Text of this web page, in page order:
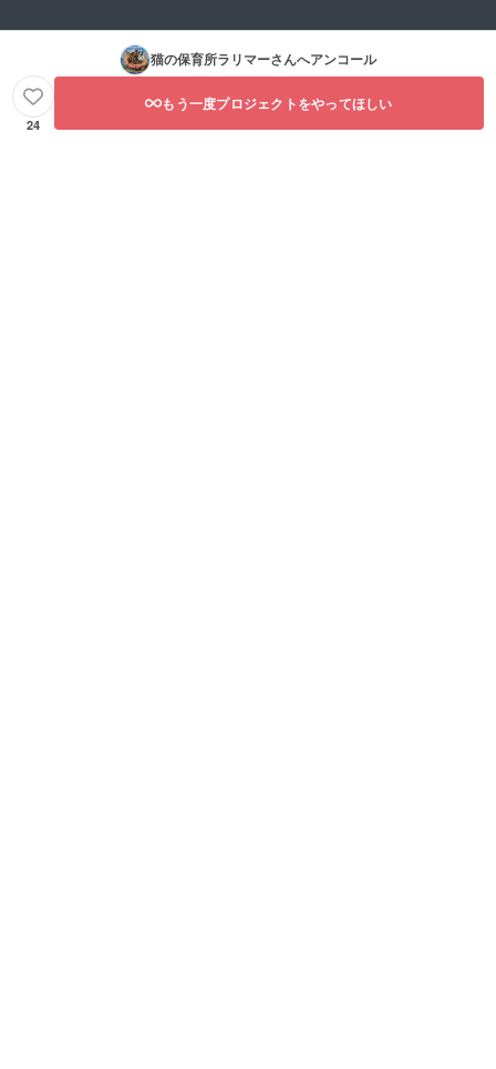
猫の保育所ラリマーさんへアンコール
24
もう一度プロジェクトをやってほしい